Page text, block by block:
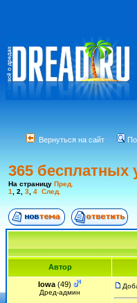
Вернуться на сайт
365 бесплатных
На страницу Пред.
1
2 3 4 След.
Автор
Iowa (49)
Дред-админ